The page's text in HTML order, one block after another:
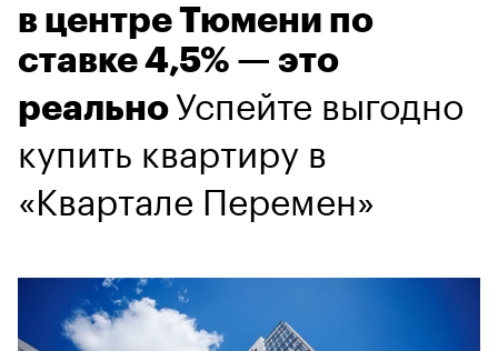
в центре Тюмени по
ставке 4,5% — это
реальноУспейте выгодно
купить квартиру в
«Квартале Перемен»